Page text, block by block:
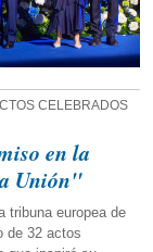
CELEBRADOS
en la
Unión"
tribuna europea de
de 32 actos